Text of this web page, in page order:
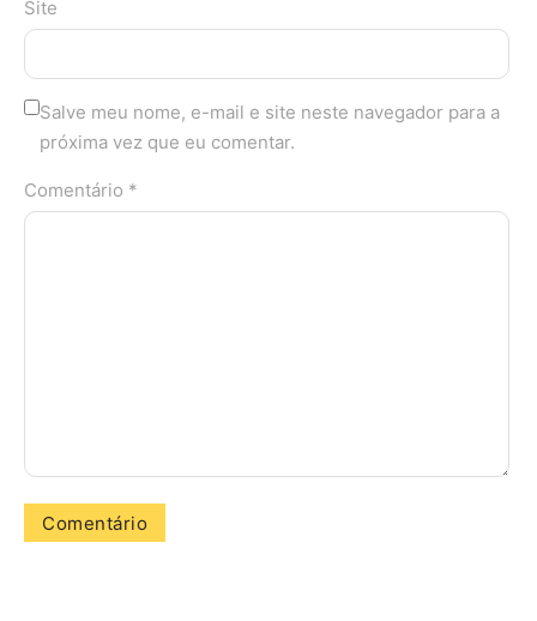
Site
Salve meu nome, e-mail e site neste navegador para a
próxima vez que eu comentar.
Comentário *